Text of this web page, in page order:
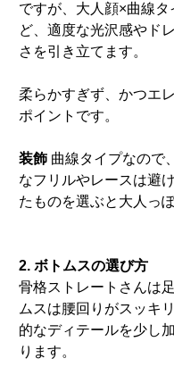
ですが、大人顔×曲線
ど、適度な光沢感やド
さを引き立てます。
柔らかすぎず、かつエ
ポイントです。
装飾 曲線タイプなので
なフリルやレースは避
たものを選ぶと大人っ
2. ボトムスの選び方
骨格ストレートさんは
ムスは腰回りがスッキ
的なディテールを少し
ります。